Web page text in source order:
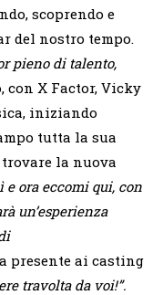
scoprendo e
del nostro tempo.
pieno di talento,
con X Factor, Vicky
iniziando
tutta la sua
la nuova
e ora eccomi qui, con
un’esperienza
presente ai casting
travolta da voi!”.